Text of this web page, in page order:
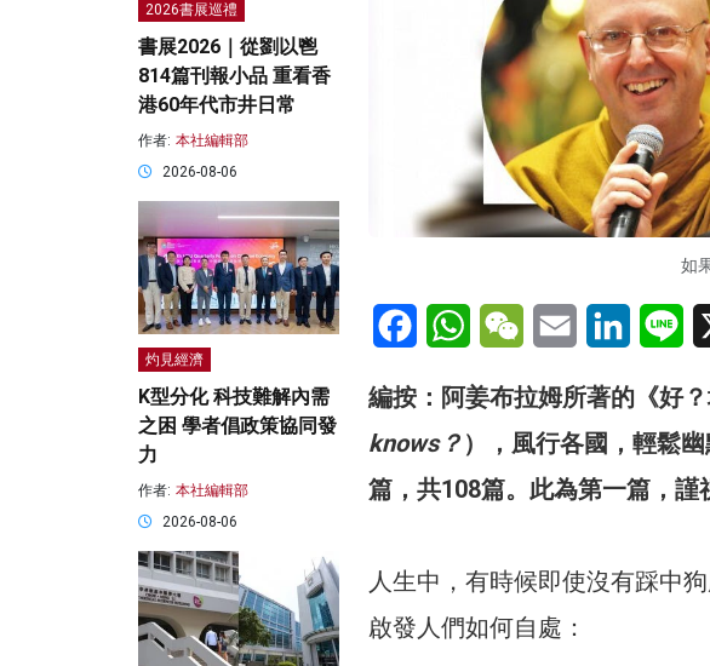
如
FacebookWhatsAppWeChatEmail LinkedIn
編按：阿姜布拉姆所著的《好
knows？ ），風行各國，輕鬆
篇，共108篇。此為第一篇，謹
人生中，有時候即使沒有踩中
啟發人們如何自處：
2026書展巡禮
書展2026｜從劉以鬯
814篇刊報小品 重看香
港60年代市井日常
作者: 本社編輯部
2026-08-06
灼見經濟
K型分化 科技難解內需
之困 學者倡政策協同發
力
作者: 本社編輯部
2026-08-06